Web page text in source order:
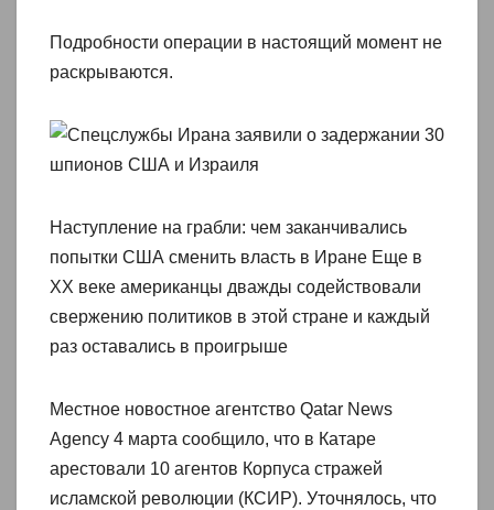
Подробности операции в настоящий момент не
раскрываются.
Наступление на грабли: чем заканчивались
попытки США сменить власть в Иране Еще в
XX веке американцы дважды содействовали
свержению политиков в этой стране и каждый
раз оставались в проигрыше
Местное новостное агентство Qatar News
Agency 4 марта сообщило, что в Катаре
арестовали 10 агентов Корпуса стражей
исламской революции (КСИР). Уточнялось, что